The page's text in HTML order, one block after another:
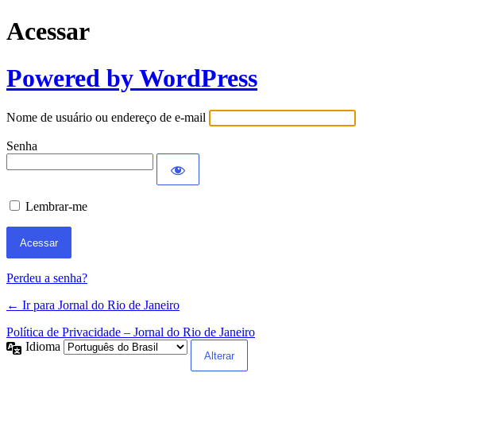
Acessar
Powered by WordPress
Nome de usuário ou endereço de e-mail
Senha
Lembrar-me
Perdeu a senha?
← Ir para Jornal do Rio de Janeiro
Política de Privacidade – Jornal do Rio de Janeiro
Idioma